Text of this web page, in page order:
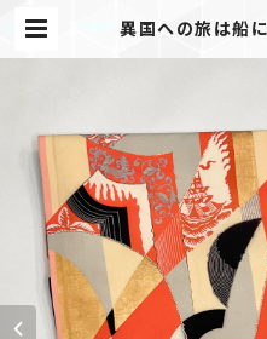
異国への旅は船に